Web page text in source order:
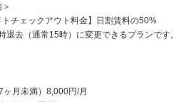
トチェックアウト料金】日割賃料の50%
去（通常15時）に変更できるプランです。
ヶ月未満）8,000円/月